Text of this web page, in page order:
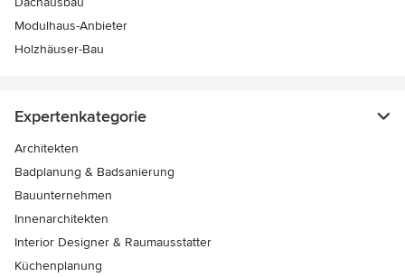
Modulhaus-Anbieter
Holzhäuser-Bau
Expertenkategorie
Architekten
Badplanung & Badsanierung
Bauunternehmen
Innenarchitekten
Interior Designer & Raumausstatter
Küchenplanung